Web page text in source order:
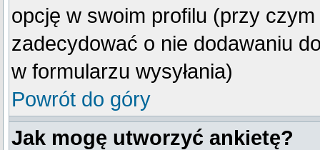
opcję w swoim profilu (przy
zadecydować o nie dodawaniu
w formularzu wysyłania)
Powrót do góry
Jak mogę utworzyć ankietę?